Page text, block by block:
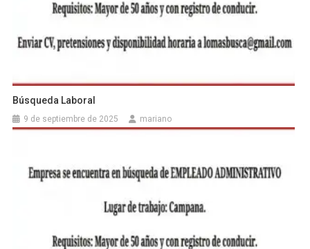
Búsqueda Laboral
9 de septiembre de 2025 mariano